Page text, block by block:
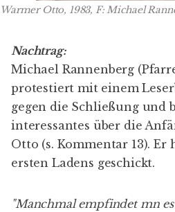
Warmer Otto, 1983, F: Michael
Nachtrag:
Michael Rannenberg
protestiert mit einem
gegen die Schließung und
interessantes über die
Otto (s. Kommentar 13). Er
ersten Ladens geschickt.
"Manchmal empfindet mn